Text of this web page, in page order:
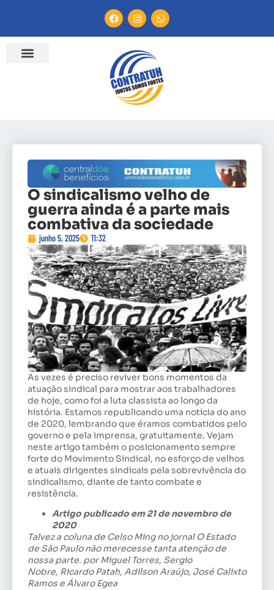
O sindicalismo velho de
guerra ainda é a parte mais
combativa da sociedade
junho 5, 2025 11:32
As vezes é preciso reviver bons momentos da
atuação sindical para mostrar aos trabalhadores
de hoje, como foi a luta classista ao longo da
história. Estamos republicando uma notícia do ano
de 2020, lembrando que éramos combatidos pelo
governo e pela imprensa, gratuitamente. Vejam
neste artigo também o posicionamento sempre
forte do Movimento Sindical, no esforço de velhos
e atuais dirigentes sindicais pela sobrevivência do
sindicalismo, diante de tanto combate e
resistência.
Artigo publicado em 21 de novembro de
2020
Talvez a coluna de Celso Ming no jornal O Estado
de São Paulo não merecesse tanta atenção de
nossa parte. por Miguel Torres, Sergio
Nobre, Ricardo Patah, Adilson Araújo, José Calixto
Ramos e Álvaro Egea